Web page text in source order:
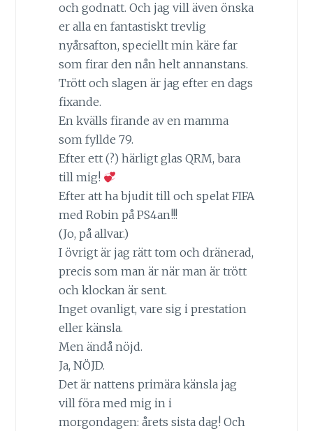
och godnatt. Och jag vill även önska
er alla en fantastiskt trevlig
nyårsafton, speciellt min käre far
som firar den nån helt annanstans.
Trött och slagen är jag efter en dags
fixande.
En kvälls firande av en mamma
som fyllde 79.
Efter ett (?) härligt glas QRM, bara
till mig!
Efter att ha bjudit till och spelat FIFA
med Robin på PS4an!!!
(Jo, på allvar.)
I övrigt är jag rätt tom och dränerad,
precis som man är när man är trött
och klockan är sent.
Inget ovanligt, vare sig i prestation
eller känsla.
Men ändå nöjd.
Ja, NÖJD.
Det är nattens primära känsla jag
vill föra med mig in i
morgondagen: årets sista dag! Och